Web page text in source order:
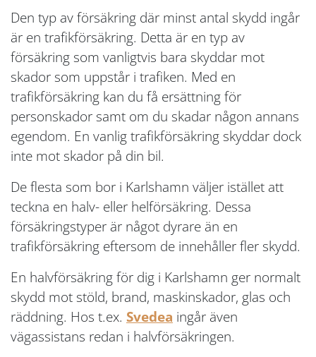
Den typ av försäkring där minst antal skydd ingår
är en trafikförsäkring. Detta är en typ av
försäkring som vanligtvis bara skyddar mot
skador som uppstår i trafiken. Med en
trafikförsäkring kan du få ersättning för
personskador samt om du skadar någon annans
egendom. En vanlig trafikförsäkring skyddar dock
inte mot skador på din bil.
De flesta som bor i Karlshamn väljer istället att
teckna en halv- eller helförsäkring. Dessa
försäkringstyper är något dyrare än en
trafikförsäkring eftersom de innehåller fler skydd.
En halvförsäkring för dig i Karlshamn ger normalt
skydd mot stöld, brand, maskinskador, glas och
räddning. Hos t.ex. Svedea ingår även
vägassistans redan i halvförsäkringen.